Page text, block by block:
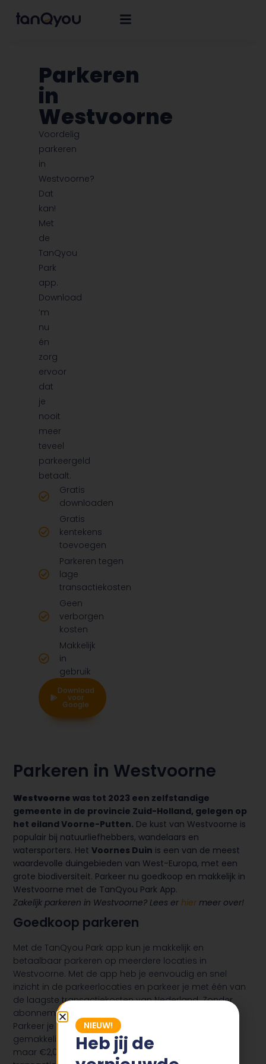
Parkeren
in
Westvoorne
Voordelig
parkeren
in
Westvoorne?
Dat
kan!
Met
de
TanQyou
Park
app.
Download
‘m
nu
én
zorg
ervoor
dat
je
nooit
meer
teveel
parkeergeld
betaalt.
Gratis
downloaden
Gratis
kentekens
toevoegen
Parkeren tegen
lage
transactiekosten
Geen
verborgen
kosten
Makkelijk
in
gebruik
Download
voor
Apple
Download
voor
Google
Parkeren in Westvoorne
Westvoorne was tot 2023 een zelfstandige
gemeente in de provincie Zuid-Holland, gelegen op
het eiland Voorne-Putten. De kust van Westvoorne is
populair bij natuurliefhebbers, wandelaars en
watersporters. HetVoornes Duin is een van de meest
waardevolle duingebieden van West-Europa, met een
grote biodiversiteit. Parkeer nu goedkoop en makkelijk in
Westvoorne met de TanQyou Park App.
Zakelijk parkeren in Westvoorne? Lees erhier meer over!
Goedkoop parkeren
Met de TanQyou Park app kun je makkelijk en
betaalbaar parkeren op meerdere locaties in
Westvoorne. Met de app heb je eenvoudig en snel
inzicht in de parkeerlocaties en parkeer je met één van
de laagste transactiekosten van Nederland. Zonder
abonnement betaal je maar €0,25 per parkeeractie.
Parkeer je vaker dan 8 keer per maand? Dan kun je
gemakkelijk en snel een abonnement afsluiten voor
maar €2,00 per maand. Dit betekent geen
NIEUW!
Heb jij de